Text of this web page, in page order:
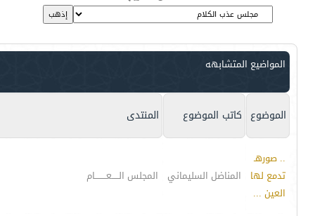
المواضيع المتشابهه
الموضوع كاتب الموضوع المنتدى
.. صورهـ
تدمع لها
العين ...
المناضل السليماني المجلس الـــــعــــــــام